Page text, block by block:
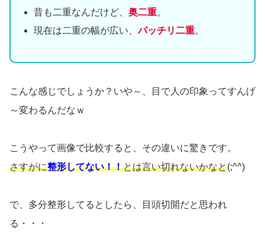
昔も二重なんだけど、奥二重。
現在は二重の幅が広い、パッチリ二重。
こんな感じでしょうか？いや～、目で人の印象ってすんげ
～変わるんだなｗ
こうやって画像で比較すると、その違いに驚きです。
さすがに整形してない！！とは言い切れないかなと(;^^)
で、多分整形してるとしたら、目頭切開だと思われ
る・・・